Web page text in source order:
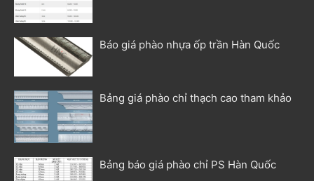
Báo giá phào nhựa ốp trần Hàn Quốc
Bảng giá phào chỉ thạch cao tham khảo
Bảng báo giá phào chỉ PS Hàn Quốc